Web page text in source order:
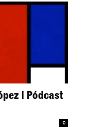
| Pódcast
0